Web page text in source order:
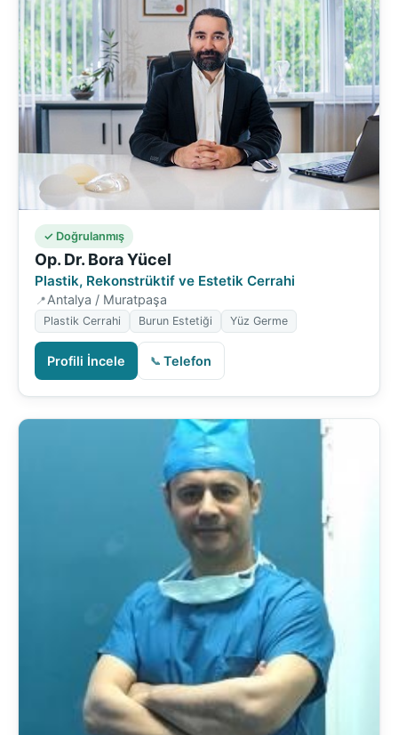
✓ Doğrulanmış
Op. Dr. Bora Yücel
Plastik, Rekonstrüktif ve Estetik Cerrahi
Antalya / Muratpaşa
Plastik Cerrahi Burun Estetiği Yüz Germe
Profili İncele Telefon